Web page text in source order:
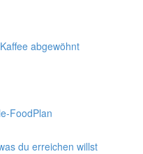
abgewöhnt
FoodPlan
du erreichen willst